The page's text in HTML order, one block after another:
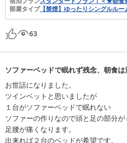
部屋タイプ【禁煙】ゆったりシングルルー
63
ソファーベッドで眠れず残念、朝食は
お世話になりました。
ツインベットと思いましたが
１台がソファーベッドで眠れない
ソファーの作りなので頭と足の部分が
足腰が痛くなります。
出来れば２台のベッドが希望です。